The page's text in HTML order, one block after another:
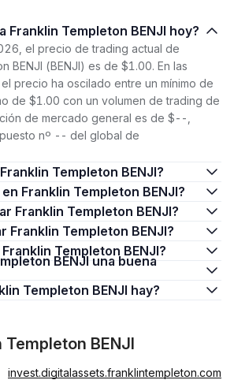
Franklin Templeton BENJI hoy?
el precio de trading actual de
BENJI (BENJI) es de $1.00. En las
precio ha oscilado entre un mínimo de
de $1.00 con un volumen de trading de
de mercado general es de $--,
nº -- del global de
Franklin Templeton BENJI?
en Franklin Templeton BENJI?
Franklin Templeton BENJI?
Franklin Templeton BENJI?
Franklin Templeton BENJI?
Templeton BENJI hay?
BENJI
invest.digitalassets.franklintempleton.com